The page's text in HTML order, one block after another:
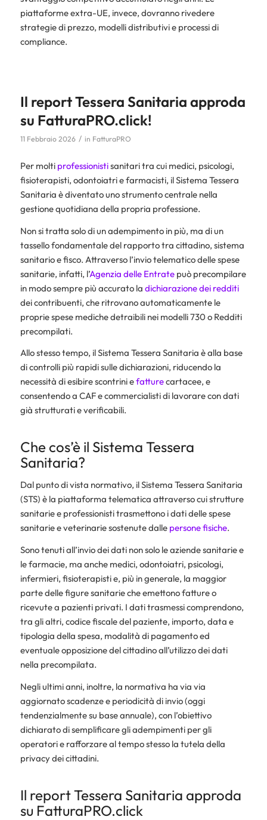
piattaforme extra-UE, invece, dovranno rivedere
strategie di prezzo, modelli distributivi e processi di
compliance.
Il report Tessera Sanitaria approda
su FatturaPRO.click!
11 Febbraio 2026 / in FatturaPRO
Per molti professionistisanitari tra cui medici, psicologi,
fisioterapisti, odontoiatri e farmacisti, il Sistema Tessera
Sanitaria è diventato uno strumento centrale nella
gestione quotidiana della propria professione.
Non si tratta solo di un adempimento in più, ma di un
tassello fondamentale del rapporto tra cittadino, sistema
sanitario e fisco. Attraverso l’invio telematico delle spese
sanitarie, infatti, l’Agenzia delle Entratepuò precompilare
in modo sempre più accurato la dichiarazione dei redditi
dei contribuenti, che ritrovano automaticamente le
proprie spese mediche detraibili nei modelli 730 o Redditi
precompilati.
Allo stesso tempo, il Sistema Tessera Sanitaria è alla base
di controlli più rapidi sulle dichiarazioni, riducendo la
necessità di esibire scontrini efatturecartacee, e
consentendo a CAF e commercialisti di lavorare con dati
già strutturati e verificabili.
Che cos’è il Sistema Tessera
Sanitaria?
Dal punto di vista normativo, il Sistema Tessera Sanitaria
(STS) è la piattaforma telematica attraverso cui strutture
sanitarie e professionisti trasmettono i dati delle spese
sanitarie e veterinarie sostenute dalle persone fisiche.
Sono tenuti all’invio dei dati non solo le aziende sanitarie e
le farmacie, ma anche medici, odontoiatri, psicologi,
infermieri, fisioterapisti e, più in generale, la maggior
parte delle figure sanitarie che emettono fatture o
ricevute a pazienti privati. I dati trasmessi comprendono,
tra gli altri, codice fiscale del paziente, importo, data e
tipologia della spesa, modalità di pagamento ed
eventuale opposizione del cittadino all’utilizzo dei dati
nella precompilata.
Negli ultimi anni, inoltre, la normativa ha via via
aggiornato scadenze e periodicità di invio (oggi
tendenzialmente su base annuale), con l’obiettivo
dichiarato di semplificare gli adempimenti per gli
operatori e rafforzare al tempo stesso la tutela della
privacy dei cittadini.
Il report Tessera Sanitaria approda
su FatturaPRO.click